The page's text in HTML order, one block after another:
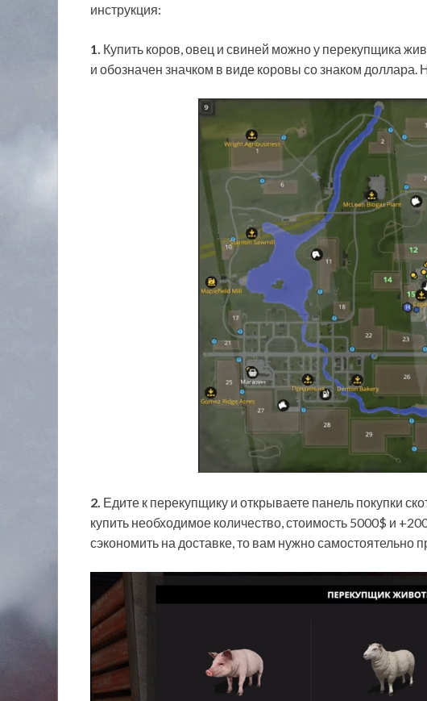
инструкция:
1. Купить коров, овец и свиней можно у перекупщика
и обозначен значком в виде коровы со знаком доллара.
2. Едите к перекупщику и открываете панель покупки
купить необходимое количество, стоимость 5000$ и
сэкономить на доставке, то вам нужно самостоятельно